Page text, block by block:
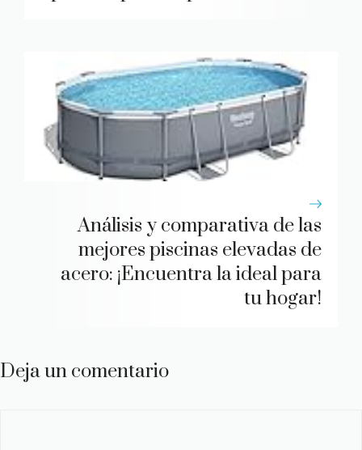
Análisis y comparativa de las
mejores piscinas elevadas de
acero: ¡Encuentra la ideal para
tu hogar!
Deja un comentario